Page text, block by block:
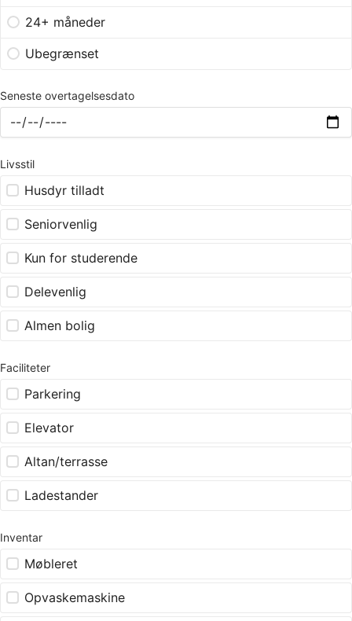
24+ måneder
Ubegrænset
Seneste overtagelsesdato
Livsstil
Husdyr tilladt
Seniorvenlig
Kun for studerende
Delevenlig
Almen bolig
Faciliteter
Parkering
Elevator
Altan/terrasse
Ladestander
Inventar
Møbleret
Opvaskemaskine